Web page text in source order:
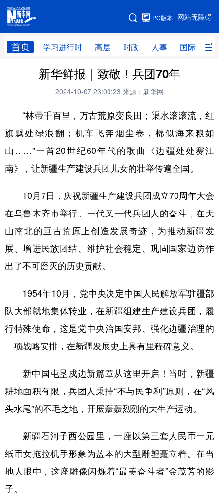
网站无障碍
PC版本
首页 学习进行时 高层 时政 人事 国际 财
网站地图
学习进行时 高层 时政
财经 网评
台湾 思客智库 全球连线 教育
科技 科创 量子 体育
文化 书画 健康 军事
法律 中央文件 金融 汽车
食品 人居 信息化 数字经济
学术中国 乡村振兴 银龄 溯源中国
一带一路 亚太网 上市公司
北京 天津 河北 山西
山东 河南 湖北 湖南
广东 广西 海南 重庆
新华鲜报｜致敬！兵团70年
2024-10-07 23:03:23 来源：新华网
“林带千百里，万古荒原变良田；渠水滚滚流，红
旗飘处绿浪翻；机车飞奔烟尘卷，棉似海来粮如
山……”一首20世纪60年代的歌曲《边疆处处赛江
南》，让新疆生产建设兵团儿女的壮举传遍全国。
10月7日，庆祝新疆生产建设兵团成立70周年大会
在乌鲁木齐市举行。一代又一代兵团人的奋斗，在天
山南北的亘古荒原上创造发展奇迹，为推动新疆发
展、增进民族团结、维护社会稳定、巩固国家边防作
出了不可磨灭的历史贡献。
1954年10月，党中央决定中国人民解放军驻疆部
队大部就地集体转业，在新疆组建生产建设兵团，履
行特殊使命，这是党中央治国安邦、强化边疆治理的
一项战略安排，在新疆发展史上具有里程碑意义。
新中国屯垦戍边新篇章从这里开启！当时，新疆
耕地面积有限，兵团人秉持“不与民争利”原则，在“风
头水尾”的不毛之地，开展轰轰烈烈的大生产运动。
新疆石河子西公园里，一座以第三套人民币一元
纸币女拖拉机手形象为蓝本的大型雕塑矗立着。在当
地人眼中，这座雕像闪烁着“最美奋斗者”金茂芳的影
子。